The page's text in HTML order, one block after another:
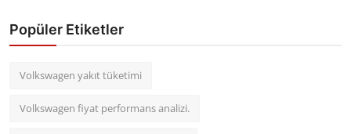
Popüler Etiketler
Volkswagen yakıt tüketimi
Volkswagen fiyat performans analizi.